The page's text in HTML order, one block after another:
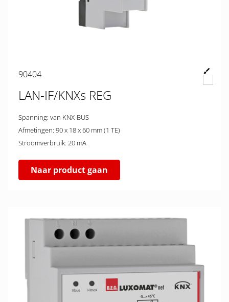
90404
LAN-IF/KNXs REG
Spanning: van KNX-BUS
Afmetingen: 90 x 18 x 60 mm (1 TE)
Stroomverbruik: 20 mA
Naar product gaan